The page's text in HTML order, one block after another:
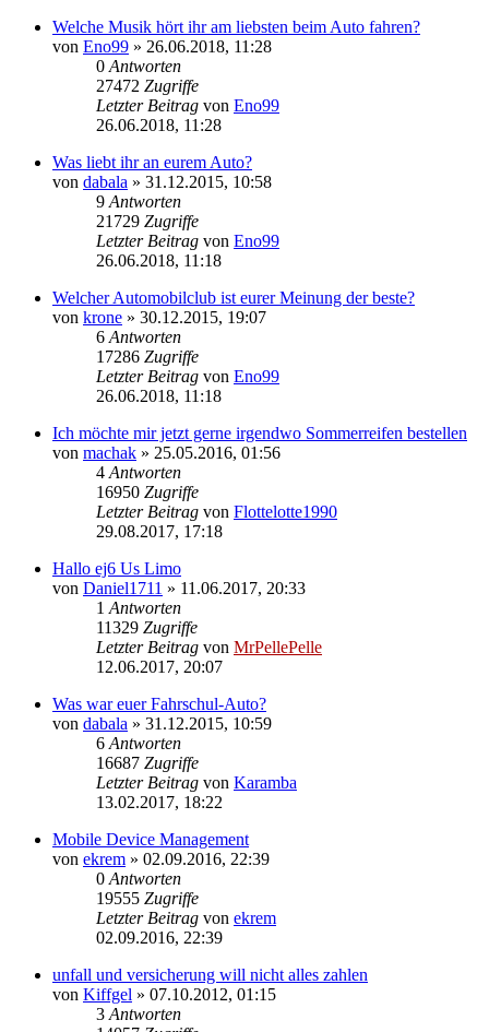
Welche Musik hört ihr am liebsten beim Auto fahren?
von Eno99 » 26.06.2018, 11:28
0 Antworten
27472 Zugriffe
Letzter Beitrag von Eno99
26.06.2018, 11:28
Was liebt ihr an eurem Auto?
von dabala » 31.12.2015, 10:58
9 Antworten
21729 Zugriffe
Letzter Beitrag von Eno99
26.06.2018, 11:18
Welcher Automobilclub ist eurer Meinung der beste?
von krone » 30.12.2015, 19:07
6 Antworten
17286 Zugriffe
Letzter Beitrag von Eno99
26.06.2018, 11:18
Ich möchte mir jetzt gerne irgendwo Sommerreifen bestellen
von machak » 25.05.2016, 01:56
4 Antworten
16950 Zugriffe
Letzter Beitrag von Flottelotte1990
29.08.2017, 17:18
Hallo ej6 Us Limo
von Daniel1711 » 11.06.2017, 20:33
1 Antworten
11329 Zugriffe
Letzter Beitrag von MrPellePelle
12.06.2017, 20:07
Was war euer Fahrschul-Auto?
von dabala » 31.12.2015, 10:59
6 Antworten
16687 Zugriffe
Letzter Beitrag von Karamba
13.02.2017, 18:22
Mobile Device Management
von ekrem » 02.09.2016, 22:39
0 Antworten
19555 Zugriffe
Letzter Beitrag von ekrem
02.09.2016, 22:39
unfall und versicherung will nicht alles zahlen
von Kiffgel » 07.10.2012, 01:15
3 Antworten